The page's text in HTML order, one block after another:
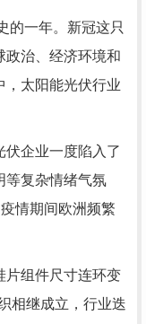
的一年。新冠这只
政治、经济环境和
，太阳能光伏行业
伏企业一度陷入了
等复杂情绪气氛
情期间欧洲频繁
片组件尺寸连环变
相继成立，行业迭